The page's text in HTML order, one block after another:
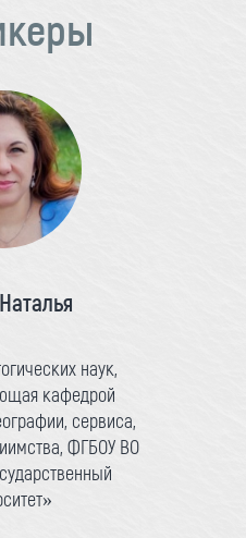
наук,
кафедрой
сервиса,
ФГБОУ ВО